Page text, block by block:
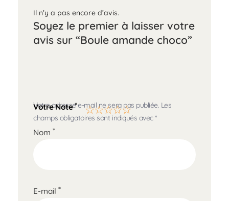
Il n’y a pas encore d’avis.
Soyez le premier à laisser votre
avis sur “Boule amande choco”
Votre adresse e-mail ne sera pas publiée. Les
champs obligatoires sont indiqués avec*
Nom *
E-mail *
Votre Note*